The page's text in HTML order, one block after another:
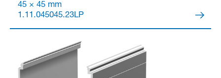
45 × 45 mm
1.11.045045.23LP